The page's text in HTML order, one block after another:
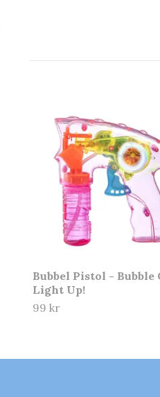
Bubbel Pistol - Bubble
Light Up!
99 kr